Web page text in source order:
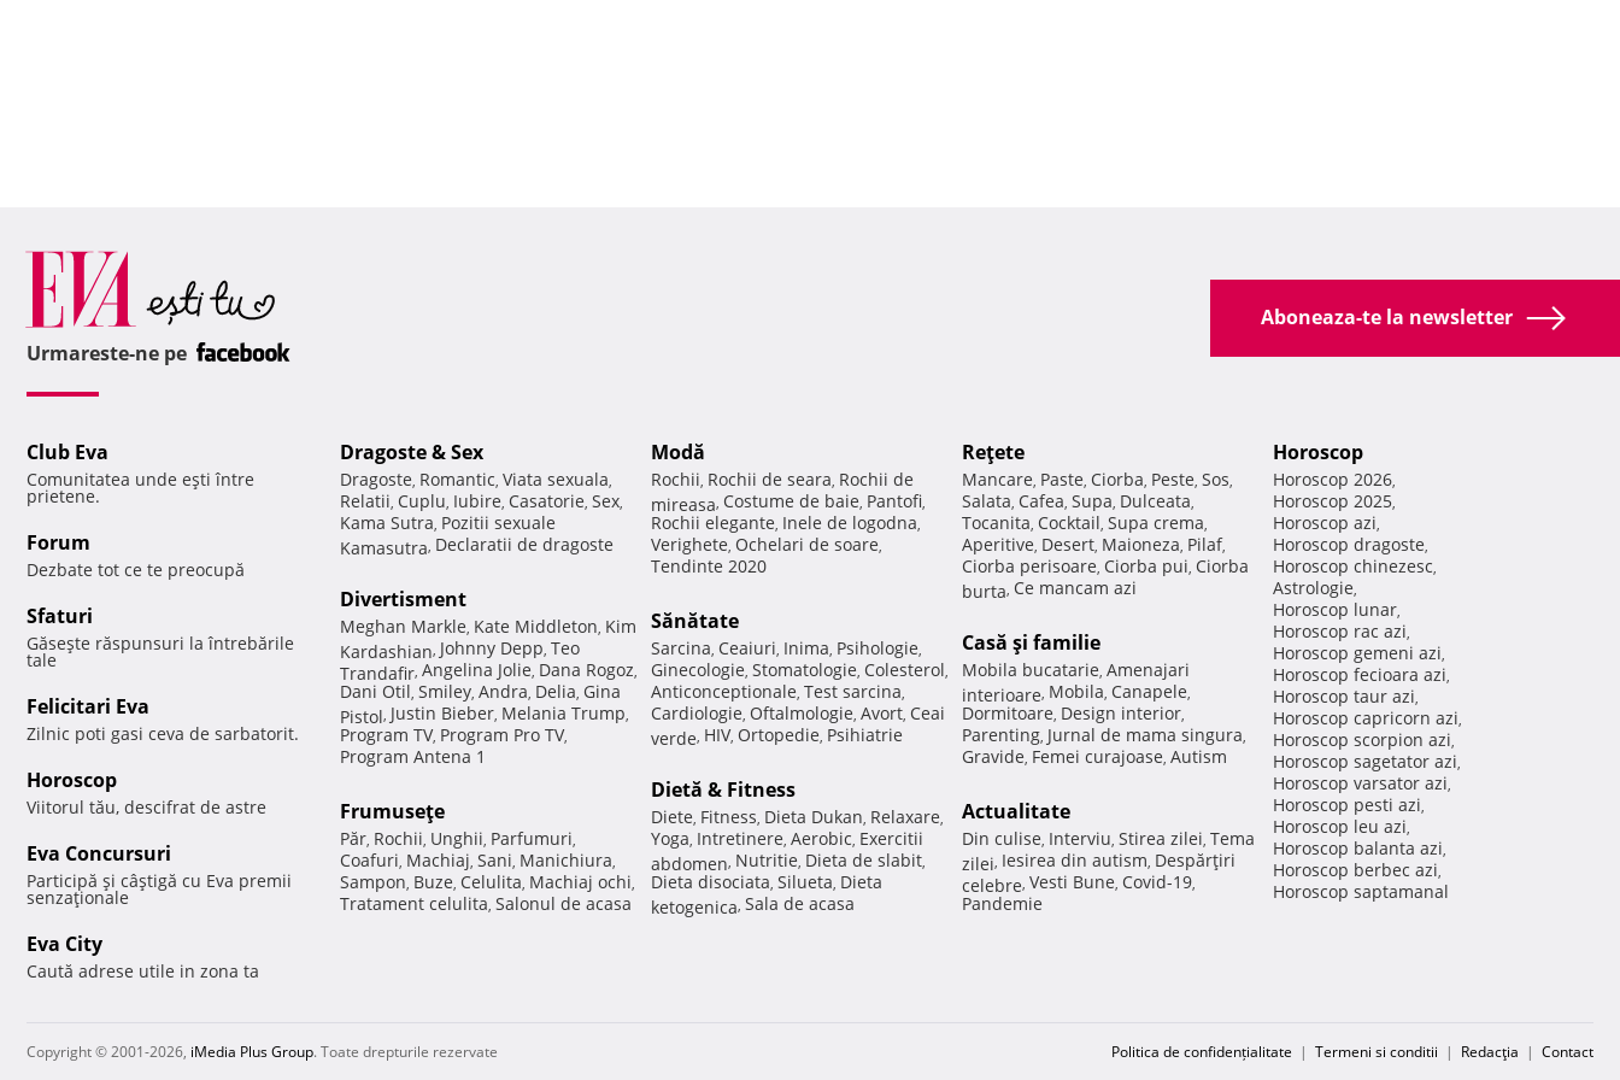
Aboneaza-te la newsletter
Urmareste-ne pe
Club Eva
Comunitatea unde eşti între
prietene.
Forum
Dezbate tot ce te preocupă
Sfaturi
Găseşte răspunsuri la întrebările
tale
Felicitari Eva
Zilnic poti gasi ceva de sarbatorit.
Horoscop
Viitorul tău, descifrat de astre
Eva Concursuri
Participă şi câştigă cu Eva premii
senzaţionale
Eva City
Caută adrese utile in zona ta
Dragoste & Sex
Dragoste, Romantic, Viata sexuala,
Relatii, Cuplu, Iubire, Casatorie, Sex,
Kama Sutra, Pozitii sexuale
Kamasutra, Declaratii de dragoste
Divertisment
Meghan Markle, Kate Middleton, Kim
Kardashian, Johnny Depp, Teo
Trandafir, Angelina Jolie, Dana Rogoz,
Dani Otil, Smiley, Andra, Delia, Gina
Pistol, Justin Bieber, Melania Trump,
Program TV, Program Pro TV,
Program Antena 1
Frumuseţe
Păr, Rochii, Unghii, Parfumuri,
Coafuri, Machiaj, Sani, Manichiura,
Sampon, Buze, Celulita, Machiaj ochi,
Tratament celulita, Salonul de acasa
Modă
Rochii, Rochii de seara, Rochii de
mireasa, Costume de baie, Pantofi,
Rochii elegante, Inele de logodna,
Verighete, Ochelari de soare,
Tendinte 2020
Sănătate
Sarcina, Ceaiuri, Inima, Psihologie,
Ginecologie, Stomatologie, Colesterol,
Anticonceptionale, Test sarcina,
Cardiologie, Oftalmologie, Avort, Ceai
verde, HIV, Ortopedie, Psihiatrie
Dietă & Fitness
Diete, Fitness, Dieta Dukan, Relaxare,
Yoga, Intretinere, Aerobic, Exercitii
abdomen, Nutritie, Dieta de slabit,
Dieta disociata, Silueta, Dieta
ketogenica, Sala de acasa
Reţete
Mancare, Paste, Ciorba, Peste, Sos,
Salata, Cafea, Supa, Dulceata,
Tocanita, Cocktail, Supa crema,
Aperitive, Desert, Maioneza, Pilaf,
Ciorba perisoare, Ciorba pui, Ciorba
burta, Ce mancam azi
Casă şi familie
Mobila bucatarie, Amenajari
interioare, Mobila, Canapele,
Dormitoare, Design interior,
Parenting, Jurnal de mama singura,
Gravide, Femei curajoase, Autism
Actualitate
Din culise, Interviu, Stirea zilei, Tema
zilei, Iesirea din autism, Despărţiri
celebre, Vesti Bune, Covid-19,
Pandemie
Horoscop
Horoscop 2026,
Horoscop 2025,
Horoscop azi,
Horoscop dragoste,
Horoscop chinezesc,
Astrologie,
Horoscop lunar,
Horoscop rac azi,
Horoscop gemeni azi,
Horoscop fecioara azi,
Horoscop taur azi,
Horoscop capricorn azi,
Horoscop scorpion azi,
Horoscop sagetator azi,
Horoscop varsator azi,
Horoscop pesti azi,
Horoscop leu azi,
Horoscop balanta azi,
Horoscop berbec azi,
Horoscop saptamanal
Copyright © 2001-2026, iMedia Plus Group. Toate drepturile rezervate Politica de confidențialitate | Termeni si conditii | Redacţia | Contact